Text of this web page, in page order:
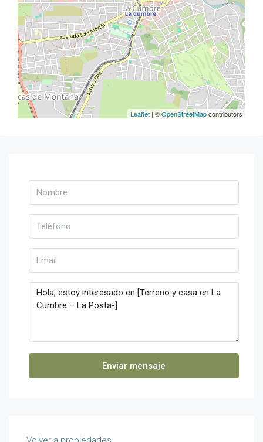
Leaflet| ©OpenStreetMapcontributors
Enviar mensaje